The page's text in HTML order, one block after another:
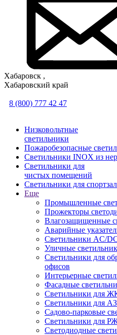
Хабаровск ,
Хабаровский край
8 (800) 777 42 47
Низковольтные
светильники
Пожаробезопасные
Светильники INOX из
Светильники для
чистых помещений
Светильники для
Еще
Промышленные
Прожекторы
Влагозащищенные
Аварийные
Светильники AC/
Уличные
Светильники для
офисов
Интерьерные
Фасадные
Светильники для
Светильники для
Садово-парковые
Светильники для
Светодиодные